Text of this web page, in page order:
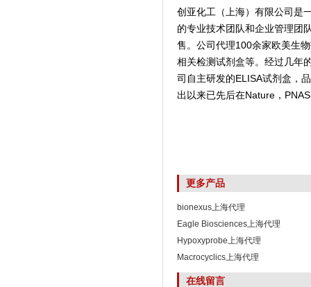
创亚化工（上海）有限公司是
的专业技术团队和企业管理团
售。公司代理100余家欧美生
相关检测试剂盒等。经过几年
司自主研发的ELISA试剂盒，
出以来已先后在Nature，
更多产品
bionexus上海代理
Eagle Biosciences上海代理
Hypoxyprobe上海代理
Macrocyclics上海代理
在线留言